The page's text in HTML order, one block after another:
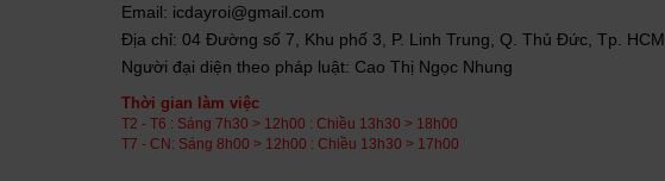
Email: icdayroi@gmail.com
Địa chỉ: 04 Đường số 7, Khu phố 3, P. Linh Trung, Q. Thủ Đức, Tp. HCM
Người đại diện theo pháp luật: Cao Thị Ngọc Nhung
Thời gian làm việc
T2 - T6 : Sáng 7h30 > 12h00 : Chiều 13h30 > 18h00
T7 - CN: Sáng 8h00 > 12h00 : Chiều 13h30 > 17h00